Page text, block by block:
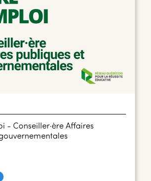
- Conseiller·ère Affaires